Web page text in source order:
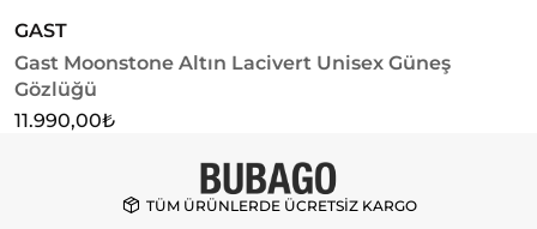
GAST
Gast Moonstone Altın Lacivert Unisex Güneş
Gözlüğü
11.990,00₺
TÜM ÜRÜNLERDE ÜCRETSİZ KARGO